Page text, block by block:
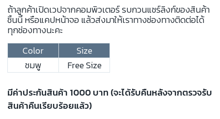
ถ้าลูกค้าเปิดเวปจากคอมพิวเตอร์ รบกวนแชร์ลิงก์ของสินค้า
ชิ้นนี้ หรือแคปหน้าจอ แล้วส่งมาให้เราทางช่องทางติดต่อได้
ทุกช่องทางนะคะ
Color
Size
ชมพู
Free Size
มีค่าประกันสินค้า 1000 บาท (จะได้รับคืนหลังจากตรวจรับ
สินค้าคืนเรียบร้อยแล้ว)